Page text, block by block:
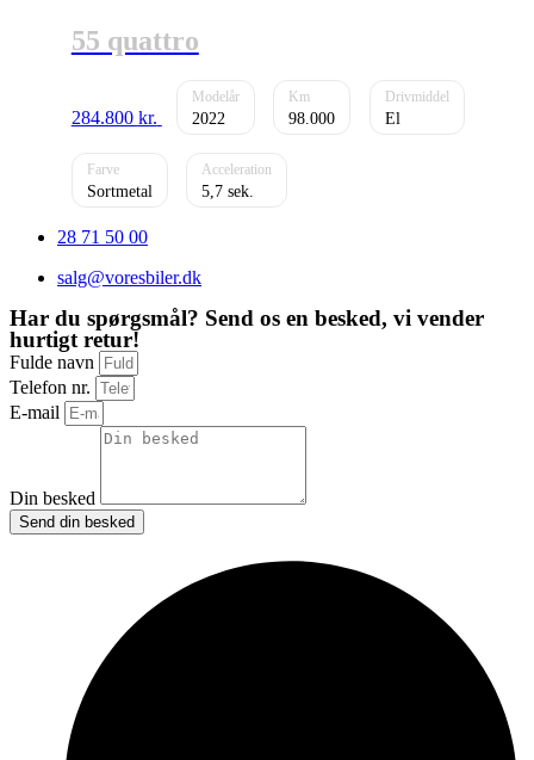
55 quattro
284.800 kr. 2022 98.000 El
Sortmetal 5,7
28 71 50 00
salg@voresbiler.dk
Har du spørgsmål? Send os en besked, vi vender
hurtigt retur!
Fulde navn
Telefon nr.
E-mail
Din besked
Send din besked